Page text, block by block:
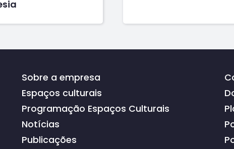
Sobre a empresa
Espaços culturais
Programação Espaços Culturais
Notícias
Publicações